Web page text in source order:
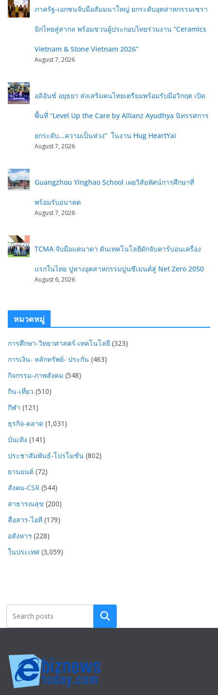
ภาครัฐ-เอกชนจับมือสัมมนาใหญ่ ยกระดับอุตสาหกรรมเซรา
มิกไทยสู่สากล พร้อมชวนผู้ประกอบไทยร่วมงาน “Ceramics
Vietnam & Stone Vietnam 2026”
August 7, 2026
อลิอันซ์ อยุธยา ส่งเสริมคนไทยเตรียมพร้อมรับมือวิกฤต เปิด
พื้นที่ “Level Up the Care by Allianz Ayudhya นิทรรศการ
ยกระดับ...ความเป็นห่วง” ในงาน Hug HeartYai
August 7, 2026
Guangzhou Yinghao School เผยวิสัยทัศน์การศึกษาที่
พร้อมรับอนาคต
August 7, 2026
TCMA จับมือแคนาดา ดันเทคโนโลยีดักจับคาร์บอนเครื่อง
แรกในไทย ปูทางอุตสาหกรรมปูนซีเมนต์สู่ Net Zero 2050
August 6, 2026
หมวดหมู่
การศึกษา-วิทยาศาสตร์-เทคโนโลยี (323)
การเงิน- หลักทรัพย์- ประกัน (463)
กิจกรรม-ภาพสังคม (548)
กิน-เที่ยว (510)
กีฬา (121)
ธุรกิจ-ตลาด (1,031)
บันเทิง (141)
ประชาสัมพันธ์-โปรโมชั่น (802)
ยานยนต์ (72)
สังคม-CSR (544)
สาธารณสุข (200)
สื่อสาร-ไอที (179)
อสังหาฯ (228)
ในประเทศ (3,059)
Search